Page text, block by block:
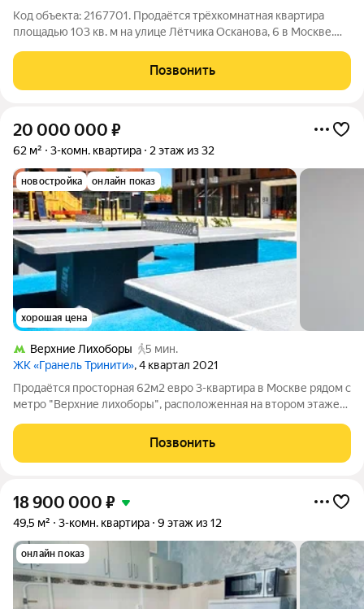
Код объекта: 2167701. Продаётся трёхкомнатная квартира
площадью 103 кв. м на улице Лётчика Осканова, 6 в Москве.
монолитного дома с железобетонными перекрытиями. Жилая
площадь составляет 73 кв. м,
Позвонить
20 000 000 ₽
62 м² 3-комн. квартира 2 этаж из 32
новостройка онлайн показ
хорошая цена
Верхние Лихоборы
5 мин.
ЖК «Гранель Тринити», 4 квартал 2021
Продаётся просторная 62м2 евро 3-квартира в Москве рядом с
метро "Верхние лихоборы", расположенная на втором этаже
Москва, Дмитровское шоссе. Действует: Льготная ипотека.
Выгодная безпроцентная
Позвонить
18 900 000 ₽
49,5 м² 3-комн. квартира 9 этаж из 12
онлайн показ